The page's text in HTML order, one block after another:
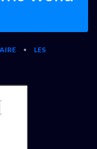
•
LES